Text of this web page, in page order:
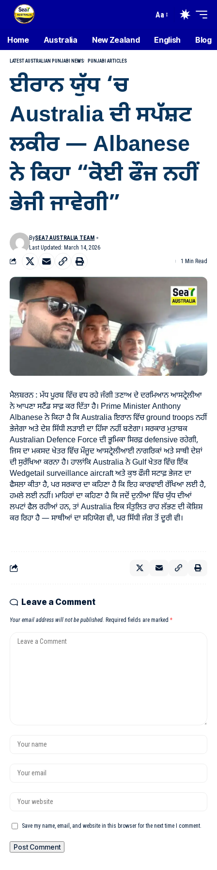
Aa
Home Australia New Zealand English Blog
LATEST AUSTRALIAN PUNJABI NEWS PUNJABI ARTICLES
ਈਰਾਨ ਯੁੱਧ ‘ਚ
Australia ਦੀ ਸਪੱਸ਼ਟ
ਲਕੀਰ — Albanese
ਨੇ ਕਿਹਾ “ਕੋਈ ਫੌਜ ਨਹੀਂ
ਭੇਜੀ ਜਾਵੇਗੀ”
Last Updated: March 14, 2026
BySEA7 AUSTRALIA TEAM
1 Min Read
ਮੈਲਬਰਨ : ਮੱਧ ਪੂਰਬ ਵਿੱਚ ਵਧ ਰਹੇ ਜੰਗੀ ਤਣਾਅ ਦੇ ਦਰਮਿਆਨ ਆਸਟ੍ਰੇਲੀਆ
ਨੇ ਆਪਣਾ ਸਟੈਂਡ ਸਾਫ਼ ਕਰ ਦਿੱਤਾ ਹੈ। Prime Minister Anthony
Albanese ਨੇ ਕਿਹਾ ਹੈ ਕਿ Australia ਇਰਾਨ ਵਿੱਚ ground troops ਨਹੀਂ
ਭੇਜੇਗਾ ਅਤੇ ਦੇਸ਼ ਸਿੱਧੀ ਲੜਾਈ ਦਾ ਹਿੱਸਾ ਨਹੀਂ ਬਣੇਗਾ। ਸਰਕਾਰ ਮੁਤਾਬਕ
Australian Defence Force ਦੀ ਭੂਮਿਕਾ ਸਿਰਫ਼ defensive ਰਹੇਗੀ,
ਜਿਸ ਦਾ ਮਕਸਦ ਖੇਤਰ ਵਿੱਚ ਮੌਜੂਦ ਆਸਟ੍ਰੇਲੀਆਈ ਨਾਗਰਿਕਾਂ ਅਤੇ ਸਾਥੀ ਦੇਸ਼ਾਂ
ਦੀ ਸੁਰੱਖਿਆ ਕਰਨਾ ਹੈ। ਹਾਲਾਂਕਿ Australia ਨੇ Gulf ਖੇਤਰ ਵਿੱਚ ਇੱਕ
Wedgetail surveillance aircraft ਅਤੇ ਕੁਝ ਫੌਜੀ ਸਟਾਫ਼ ਭੇਜਣ ਦਾ
ਫੈਸਲਾ ਕੀਤਾ ਹੈ, ਪਰ ਸਰਕਾਰ ਦਾ ਕਹਿਣਾ ਹੈ ਕਿ ਇਹ ਕਾਰਵਾਈ ਰੱਖਿਆ ਲਈ ਹੈ,
ਹਮਲੇ ਲਈ ਨਹੀਂ। ਮਾਹਿਰਾਂ ਦਾ ਕਹਿਣਾ ਹੈ ਕਿ ਜਦੋਂ ਦੁਨੀਆ ਵਿੱਚ ਯੁੱਧ ਦੀਆਂ
ਲਪਟਾਂ ਫੈਲ ਰਹੀਆਂ ਹਨ, ਤਾਂ Australia ਇਕ ਸੰਤੁਲਿਤ ਰਾਹ ਲੱਭਣ ਦੀ ਕੋਸ਼ਿਸ਼
ਕਰ ਰਿਹਾ ਹੈ — ਸਾਥੀਆਂ ਦਾ ਸਹਿਯੋਗ ਵੀ, ਪਰ ਸਿੱਧੀ ਜੰਗ ਤੋਂ ਦੂਰੀ ਵੀ।
Leave a Comment
Your email address will not be published. Required fields are marked *
Save my name, email, and website in this browser for the next time I comment.